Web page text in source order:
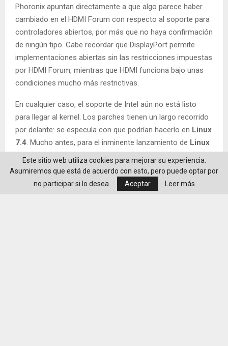
Phoronix apuntan directamente a que algo parece haber
cambiado en el HDMI Forum con respecto al soporte para
controladores abiertos, por más que no haya confirmación
de ningún tipo. Cabe recordar que DisplayPort permite
implementaciones abiertas sin las restricciones impuestas
por HDMI Forum, mientras que HDMI funciona bajo unas
condiciones mucho más restrictivas.
En cualquier caso, el soporte de Intel aún no está listo
para llegar al kernel. Los parches tienen un largo recorrido
por delante: se especula con que podrían hacerlo en Linux
7.4 . Mucho antes, para el inminente lanzamiento de Linux
AMDGPU, aunque desactivado por defecto y todavía lejos
de finalizar la implementación. Pero incluso con eso, hará
falta un mayor esfuerzo para completar la compatibilidad
Este sitio web utiliza cookies para mejorar su experiencia.
Asumiremos que está de acuerdo con esto, pero puede optar por
no participar si lo desea.
Aceptar Leer más